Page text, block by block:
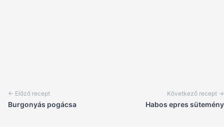
← Előző recept
Burgonyás pogácsa
Következő recept →
Habos epres sütemény